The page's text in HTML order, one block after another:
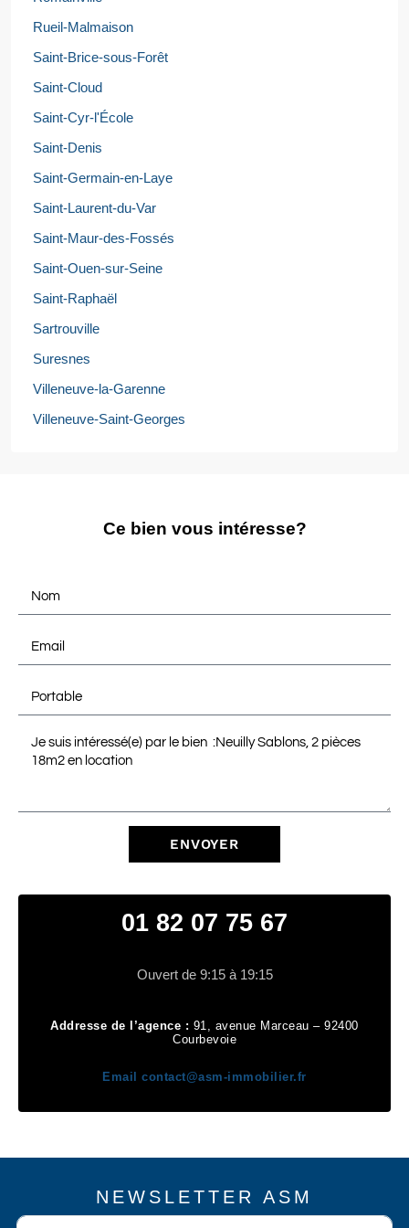
Rueil-Malmaison
Saint-Brice-sous-Forêt
Saint-Cloud
Saint-Cyr-l'École
Saint-Denis
Saint-Germain-en-Laye
Saint-Laurent-du-Var
Saint-Maur-des-Fossés
Saint-Ouen-sur-Seine
Saint-Raphaël
Sartrouville
Suresnes
Villeneuve-la-Garenne
Villeneuve-Saint-Georges
Ce bien vous intéresse?
ENVOYER
01 82 07 75 67
Ouvert de 9:15 à 19:15
Addresse de l’agence : 91, avenue Marceau – 92400
Courbevoie
Emailcontact@asm-immobilier.fr
NEWSLETTER ASM